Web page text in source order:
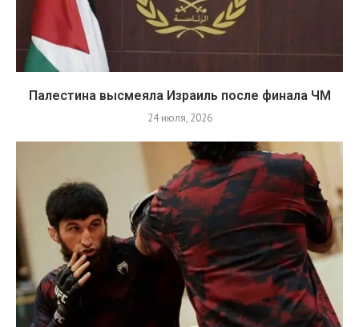
Палестина высмеяла Израиль после финала ЧМ
24 июля, 2026